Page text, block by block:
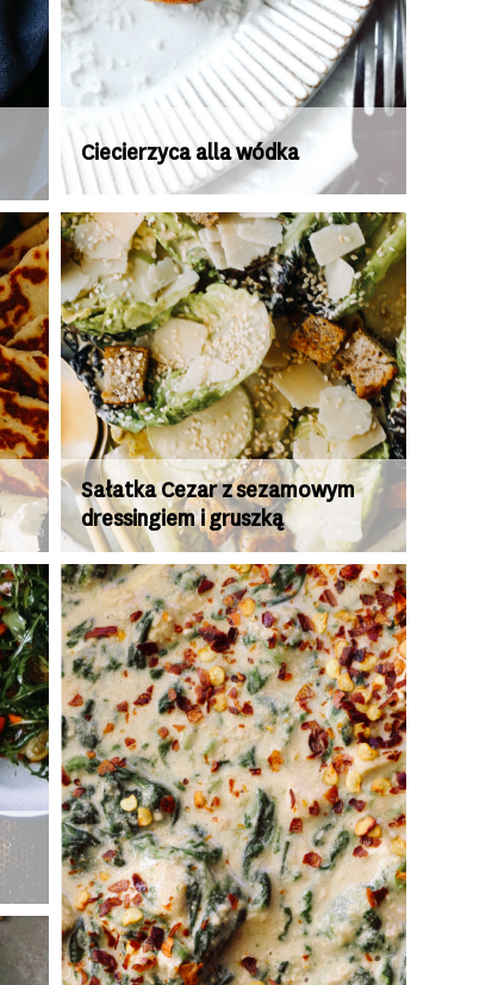
Ciecierzyca alla wódka
Sałatka Cezar z sezamowym
dressingiem i gruszką